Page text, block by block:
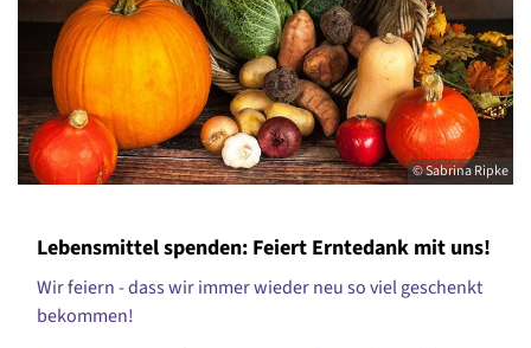
© Sabrina Ripke
Lebensmittel spenden: Feiert Erntedank mit uns!
Wir feiern - dass wir immer wieder neu so viel geschenkt
bekommen!